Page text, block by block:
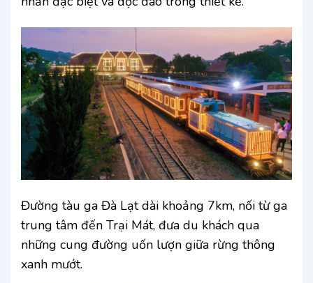
Đường tàu ga Đà Lạt dài khoảng 7km, nối từ ga
trung tâm đến Trại Mát, đưa du khách qua
những cung đường uốn lượn giữa rừng thông
xanh mướt.